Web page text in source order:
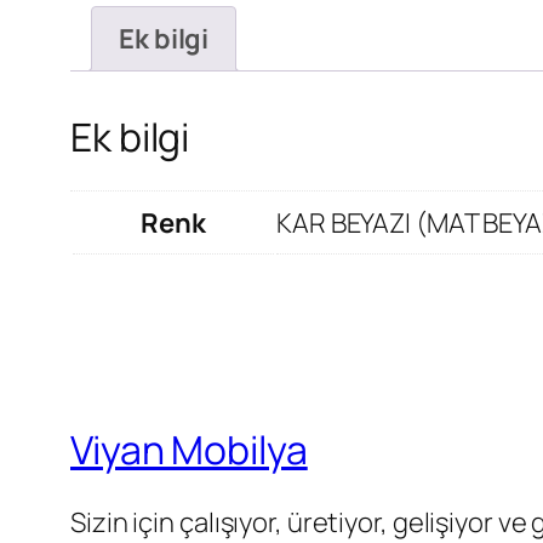
Ek bilgi
Ek bilgi
Renk KAR BEYAZI (MAT
Viyan Mobilya
Sizin için çalışıyor, üretiyor, gelişiyor